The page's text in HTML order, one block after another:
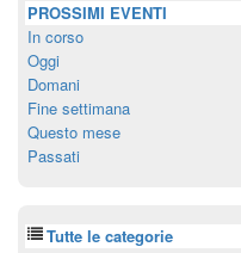
PROSSIMI EVENTI
In corso
Oggi
Domani
Fine settimana
Questo mese
Passati
Tutte le categorie